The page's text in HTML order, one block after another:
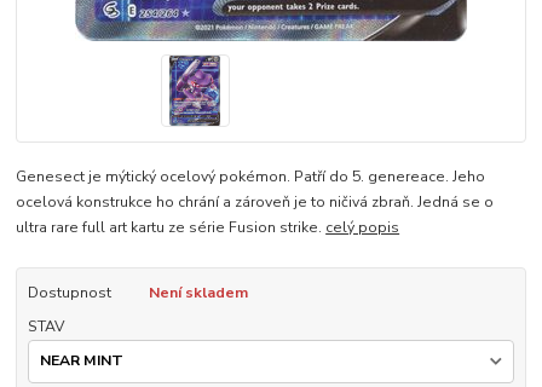
Genesect je mýtický ocelový pokémon. Patří do 5. genereace. Jeho
ocelová konstrukce ho chrání a zároveň je to ničivá zbraň. Jedná se o
ultra rare full art kartu ze série Fusion strike. celý popis
Dostupnost
Není skladem
STAV